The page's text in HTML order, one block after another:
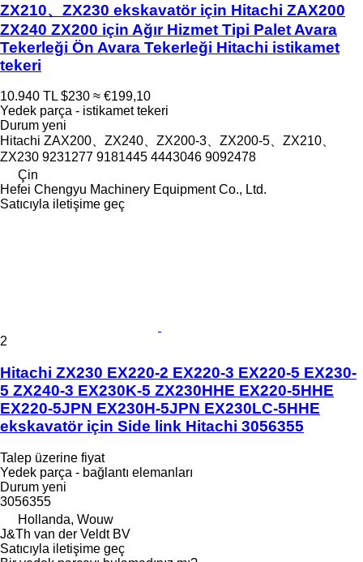
ZX210、ZX230 ekskavatör için Hitachi ZAX200
ZX240 ZX200 için Ağır Hizmet Tipi Palet Avara
Tekerleği Ön Avara Tekerleği Hitachi istikamet
tekeri
10.940 TL $230 ≈ €199,10
Yedek parça - istikamet tekeri
Durum yeni
Hitachi ZAX200、ZX240、ZX200-3、ZX200-5、ZX210、
ZX230 9231277 9181445 4443046 9092478
Çin
Hefei Chengyu Machinery Equipment Co., Ltd.
Satıcıyla iletişime geç
2
Hitachi ZX230 EX220-2 EX220-3 EX220-5 EX230-
5 ZX240-3 EX230K-5 ZX230HHE EX220-5HHE
EX220-5JPN EX230H-5JPN EX230LC-5HHE
ekskavatör için Side link Hitachi 3056355
Talep üzerine fiyat
Yedek parça - bağlantı elemanları
Durum yeni
3056355
Hollanda, Wouw
J&Th van der Veldt BV
Satıcıyla iletişime geç